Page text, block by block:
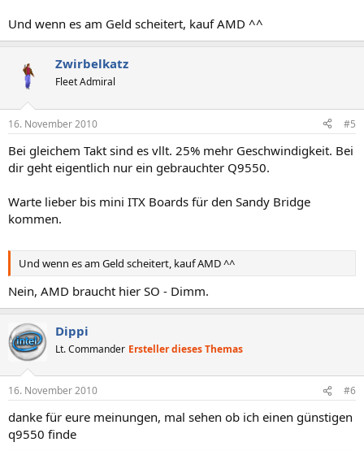
Und wenn es am Geld scheitert, kauf AMD ^^
Zwirbelkatz
Fleet Admiral
16. November 2010 #5
Bei gleichem Takt sind es vllt. 25% mehr Geschwindigkeit. Bei
dir geht eigentlich nur ein gebrauchter Q9550.
Warte lieber bis mini ITX Boards für den Sandy Bridge
kommen.
Und wenn es am Geld scheitert, kauf AMD ^^
Nein, AMD braucht hier SO - Dimm.
Dippi
Lt. Commander Ersteller dieses Themas
16. November 2010 #6
danke für eure meinungen, mal sehen ob ich einen günstigen
q9550 finde